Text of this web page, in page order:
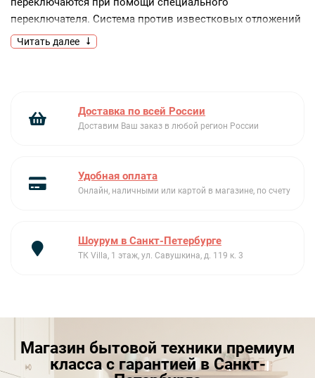
переключателя. Система против известковых отложений
препятствует скоплению загрязнений.
Система против известковых отложений
Читать далее
Доставка по всей России
Доставим Ваш заказ в любой регион России
Удобная оплата
Онлайн, наличными или картой в магазине, по счету
Шоурум в Санкт-Петербурге
ТК Villa, 1 этаж, ул. Савушкина, д. 119 к. 3
Магазин бытовой техники премиум
класса с гарантией в Санкт-